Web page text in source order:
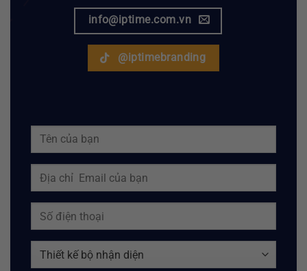
info@iptime.com.vn
@iptimebranding